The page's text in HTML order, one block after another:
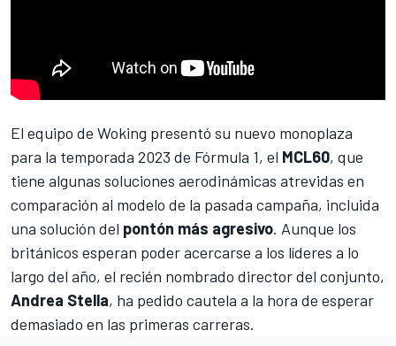
El equipo de Woking presentó su nuevo monoplaza
para la temporada 2023 de Fórmula 1, el MCL60, que
tiene algunas soluciones aerodinámicas atrevidas en
comparación al modelo de la pasada campaña, incluida
una solución del pontón más agresivo. Aunque los
británicos esperan poder acercarse a los líderes a lo
largo del año, el recién nombrado director del conjunto,
Andrea Stella, ha pedido cautela a la hora de esperar
demasiado en las primeras carreras.